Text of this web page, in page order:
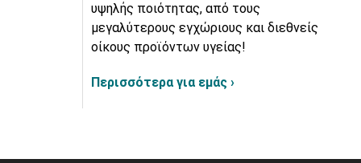
υψηλής ποιότητας, από τους
μεγαλύτερους εγχώριους και διεθνείς
οίκους προϊόντων υγείας!
Περισσότερα για εμάς ›